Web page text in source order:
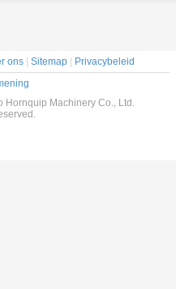
ons| Sitemap|
Privacybeleid
Machinery Co., Ltd.